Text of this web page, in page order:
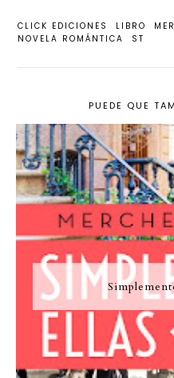
CLICK EDICIONES LIBRO
NOVELA ROMÁNTICA
ST
PUEDE QUE